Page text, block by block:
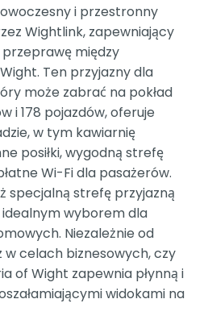
i przestronny
Wightlink, zapewniający
między
Ten przyjazny dla
może zabrać na pokład
i 178 pojazdów, oferuje
w tym kawiarnię
posiłki, wygodną strefę
Wi-Fi dla pasażerów.
specjalną strefę przyjazną
wyborem dla
Niezależnie od
w celach biznesowych, czy
of Wight zapewnia płynną i
widokami na